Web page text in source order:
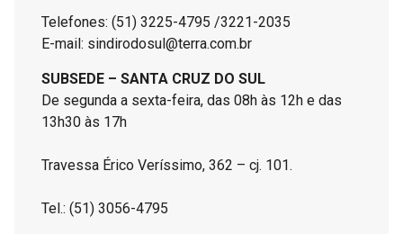
Telefones: (51) 3225-4795 /3221-2035
E-mail: sindirodosul@terra.com.br
SUBSEDE – SANTA CRUZ DO SUL
De segunda a sexta-feira, das 08h às 12h e das
13h30 às 17h
Travessa Érico Veríssimo, 362 – cj. 101.
Tel.: (51) 3056-4795